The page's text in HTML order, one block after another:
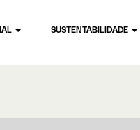
SUSTENTABILIDADE